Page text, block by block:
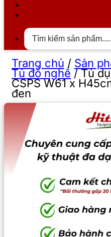
Trang chủ / Sản
Tủ đồ nghề /Tủ
CSPS W61 x
đen